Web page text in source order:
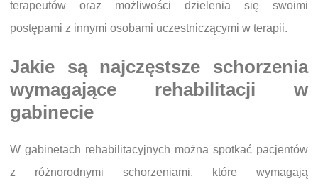
terapeutów oraz możliwości dzielenia się swoimi
postępami z innymi osobami uczestniczącymi w terapii.
Jakie są najczęstsze schorzenia
wymagające rehabilitacji w
gabinecie
W gabinetach rehabilitacyjnych można spotkać pacjentów
z różnorodnymi schorzeniami, które wymagają